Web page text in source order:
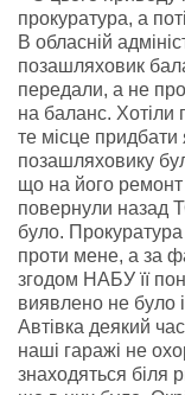
прокуратура, а
В обласній
позашляховик
передали, а не
на баланс. Хотіли
те місце придбати
позашляховику
що на його ремонт
повернули назад
було.
проти мене, а за
згодом НАБУ її
виявлено не було
Автівка деякий
наші гаражі не
знаходяться біля